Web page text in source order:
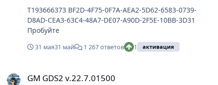
T193666373 BF2D-4F75-0F7A-AEA2-5D62-6583-0739-
D8AD-CEA3-63C4-48A7-DE07-A90D-2F5E-10BB-3D31
Пробуйте
31 мая31 май 1 267 ответов 1 активация
GM GDS2 v.22.7.01500